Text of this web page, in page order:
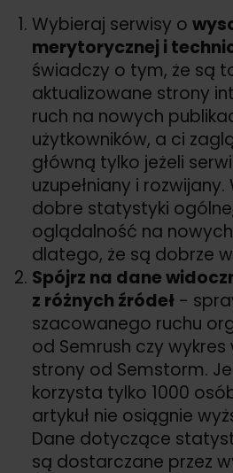
Wybieraj serwisy o
merytorycznej i
świadczy o tym, że są
aktualizowane strony
ruch na nowych
użytkowników, a ci
główną tylko jeżeli
uzupełniany i
dobre statystyki
oglądalność na
dlatego, że są dobrze
Spójrz na dane
z różnych źródeł -
szacowanego ruchu
od Semrush czy
strony od Semstorm.
korzysta tylko 1000
artykuł nie osiągnie
Dane dotyczące
są dostarczane przez